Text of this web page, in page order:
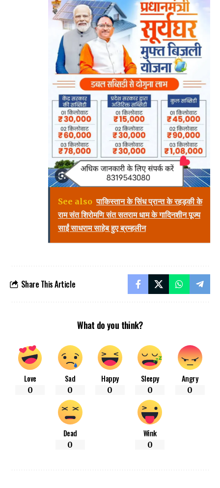
See also पाकिस्तान के सिंध प्रान्त के रहड़की के
राम संत शिरोमणि संत सतराम धाम के गादिनशीन पूज्य
साईं साधराम साहेब हुए ब्रम्हलीन
Share This Article
What do you think?
Love
0
Sad
0
Happy
0
Sleepy
0
Angry
0
Dead
0
Wink
0